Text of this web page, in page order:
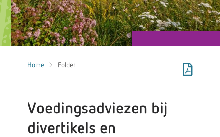
Home Folder
Voedingsadviezen bij
divertikels en